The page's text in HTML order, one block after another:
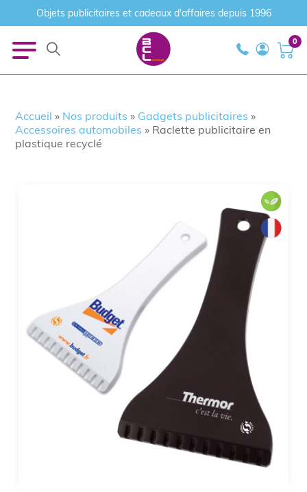
Objets publicitaires et cadeaux d'affaires depuis 1996
0
Accueil » Nos produits » Gadgets publicitaires »
Accessoires automobiles » Raclette publicitaire en
plastique recyclé